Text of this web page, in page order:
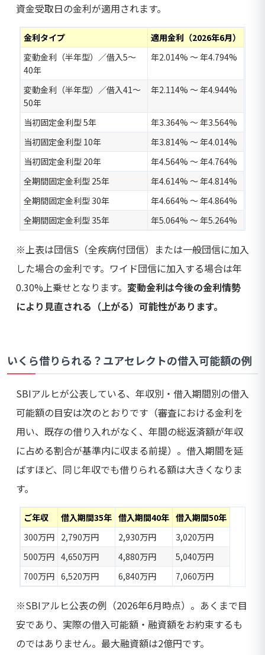
資金受取日の金利が適用されます。
金利タイプ
適用金利（2026年6月）
変動金利（半年型）／借入5〜
40年
年2.014% 〜 年4.794%
変動金利（半年型）／借入41〜
50年
年2.114% 〜 年4.944%
当初固定金利型 5年
年3.364% 〜 年3.564%
当初固定金利型 10年
年3.814% 〜 年4.014%
当初固定金利型 20年
年4.564% 〜 年4.764%
全期間固定金利型 25年
年4.614% 〜 年4.814%
全期間固定金利型 30年
年4.664% 〜 年4.864%
全期間固定金利型 35年
年5.064% 〜 年5.264%
※上表は団信S（全疾病付団信）または一般団信に加入
した場合の金利です。ワイド団信に加入する場合は年
0.30%上乗せとなります。 変動金利は今後の金利情勢
により見直される（上がる）可能性があります。
いくら借りられる？ユアセレクトの借入可能額の例
SBIアルヒが公表している、年収別・借入期間別の借入
可能額の目安は次のとおりです（審査における金利を
用い、既存の借り入れがなく、年間の総返済額が年収
に占める割合が基準内に収まる前提）。借入期間を延
ばすほど、同じ年収でも借りられる額は大きくなりま
す。
ご年収 借入期間35年 借入期間40年 借入期間50年
300万円 2,790万円 2,930万円
3,020万円
500万円 4,650万円 4,880万円
5,040万円
700万円 6,520万円 6,840万円 7,060万円
※SBIアルヒ公表の例（2026年6月時点）。あくまで目
安であり、実際の借入可能額・融資額をお約束するも
のではありません。最大融資額は2億円です。